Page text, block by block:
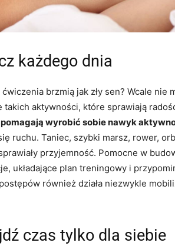
każdego dnia
brzmią jak zły sen? Wcale nie
takich aktywności, które sprawiają
wyrobić sobie nawyk
ruchu. Taniec, szybki marsz, rower,
przyjemność. Pomocne w
układające plan treningowy i
również działa niezwykle
czas tylko dla siebie